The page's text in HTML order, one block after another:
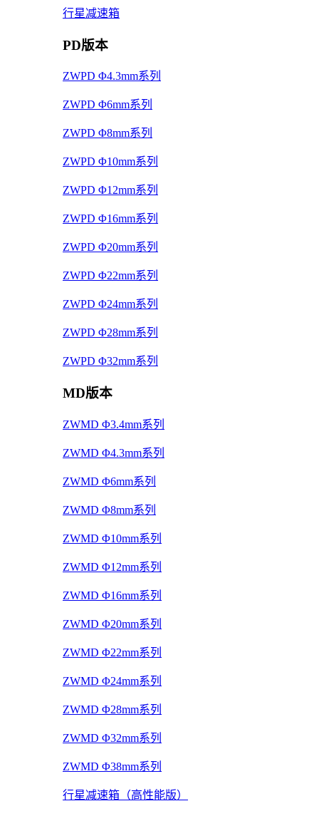
行星减速箱
PD版本
ZWPD Φ4.3mm系列
ZWPD Φ6mm系列
ZWPD Φ8mm系列
ZWPD Φ10mm系列
ZWPD Φ12mm系列
ZWPD Φ16mm系列
ZWPD Φ20mm系列
ZWPD Φ22mm系列
ZWPD Φ24mm系列
ZWPD Φ28mm系列
ZWPD Φ32mm系列
MD版本
ZWMD Φ3.4mm系列
ZWMD Φ4.3mm系列
ZWMD Φ6mm系列
ZWMD Φ8mm系列
ZWMD Φ10mm系列
ZWMD Φ12mm系列
ZWMD Φ16mm系列
ZWMD Φ20mm系列
ZWMD Φ22mm系列
ZWMD Φ24mm系列
ZWMD Φ28mm系列
ZWMD Φ32mm系列
ZWMD Φ38mm系列
行星减速箱（高性能版）